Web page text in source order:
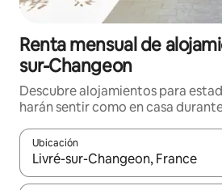
Renta mensual de
sur-Changeon
Descubre alojamientos para
harán sentir como en casa
Ubicación
Cuando los resultados estén